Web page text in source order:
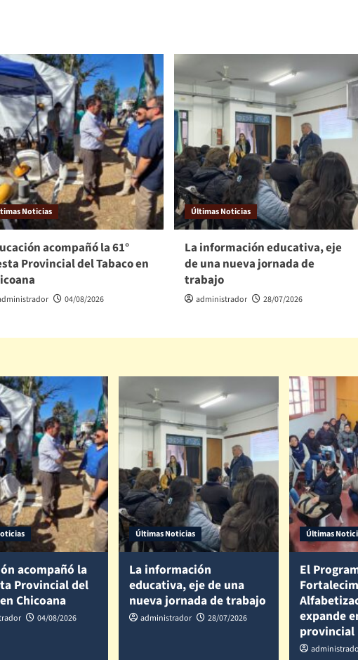
Noticias
acompañó la 61°
Provincial del Tabaco en
04/08/2026
Últimas Noticias
La información educativa, eje
de una nueva jornada de
trabajo
administrador 28/07/2026
acompañó la
Provincial del
Chicoana
04/08/2026
Últimas Noticias
La información
educativa, eje de una
nueva jornada de trabajo
administrador 28/07/2026
Últimas
El
expande
provincial